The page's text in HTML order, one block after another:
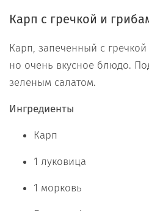
Карп с гречкой и
Карп, запеченный с
но очень вкусное блюдо.
зеленым салатом.
Ингредиенты
Карп
1 луковица
1 морковь